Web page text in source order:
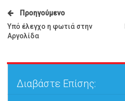
Προηγούμενο
Υπό έλεγχο η φωτιά στην
Αργολίδα
Διαβάστε Επίσης: